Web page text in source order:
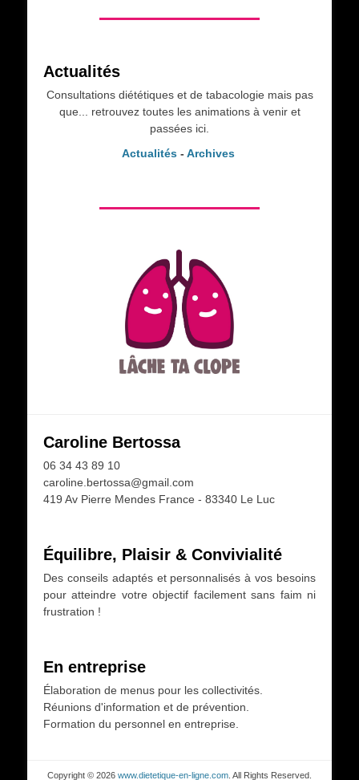
Actualités
Consultations diététiques et de tabacologie mais pas
que... retrouvez toutes les animations à venir et
passées ici.
Actualités- Archives
Caroline Bertossa
06 34 43 89 10
caroline.bertossa@gmail.com
419 Av Pierre Mendes France - 83340 Le Luc
Équilibre, Plaisir & Convivialité
Des conseils adaptés et personnalisés à vos besoins
pour atteindre votre objectif facilement sans faim ni
frustration !
En entreprise
Élaboration de menus pour les collectivités.
Réunions d'information et de prévention.
Formation du personnel en entreprise.
Copyright © 2026 www.dietetique-en-ligne.com . All Rights Reserved.